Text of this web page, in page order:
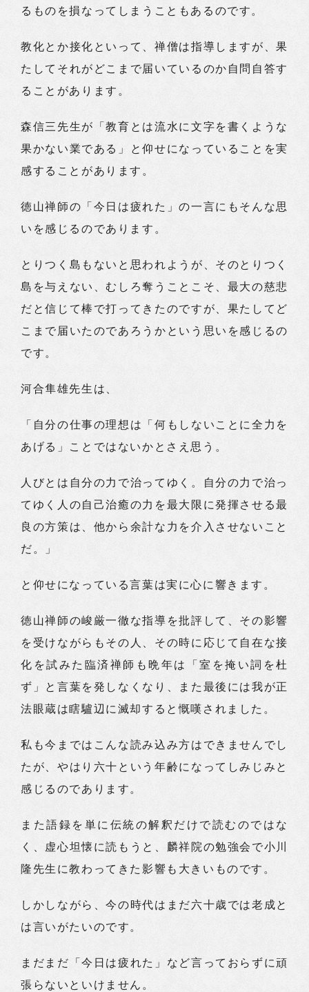
るものを損なってしまうこともあるのです。
教化とか接化といって、禅僧は指導しますが、果
たしてそれがどこまで届いているのか自問自答す
ることがあります。
森信三先生が「教育とは流水に文字を書くような
果かない業である」と仰せになっていることを実
感することがあります。
徳山禅師の「今日は疲れた」の一言にもそんな思
いを感じるのであります。
とりつく島もないと思われようが、そのとりつく
島を与えない、むしろ奪うことこそ、最大の慈悲
だと信じて棒で打ってきたのですが、果たしてど
こまで届いたのであろうかという思いを感じるの
です。
河合隼雄先生は、
「自分の仕事の理想は「何もしないことに全力を
あげる」ことではないかとさえ思う。
人びとは自分の力で治ってゆく。自分の力で治っ
てゆく人の自己治癒の力を最大限に発揮させる最
良の方策は、他から余計な力を介入させないこと
だ。」
と仰せになっている言葉は実に心に響きます。
徳山禅師の峻厳一徹な指導を批評して、その影響
を受けながらもその人、その時に応じて自在な接
化を試みた臨済禅師も晩年は「室を掩い詞を杜
ず」と言葉を発しなくなり、また最後には我が正
法眼蔵は瞎驢辺に滅却すると慨嘆されました。
私も今まではこんな読み込み方はできませんでし
たが、やはり六十という年齢になってしみじみと
感じるのであります。
また語録を単に伝統の解釈だけで読むのではな
く、虚心坦懐に読もうと、麟祥院の勉強会で小川
隆先生に教わってきた影響も大きいものです。
しかしながら、今の時代はまだ六十歳では老成と
は言いがたいのです。
まだまだ「今日は疲れた」など言っておらずに頑
張らないといけません。